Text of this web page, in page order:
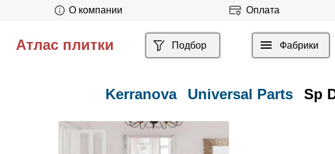
О компании Оплата
Атлас плитки Подбор Фабрики
Kerranova Universal Parts Sp